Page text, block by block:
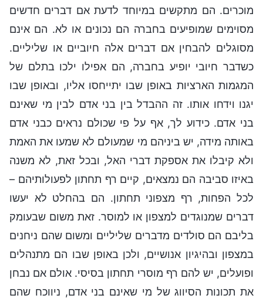
מוכרים. הם מתקשים במיוחד לדעת אם דברים חדשים
מסוימים שמופיעים בחברה הם נכונים או לא. הם אינם
מסוגלים להבחין אם דברים אלה חיוביים או שליליים.
כשדבר חיובי יופיע בחברה, הם אפילו ילכו בתלם של
המגמות הארציות באופן שבו יתייחסו אליו, ובאופן שבו
יגנו וידחו אותו. זה ההבדל בין בני אדם לבין מי שאינם
בני אדם. כידוע לך, אף על פי שכולם נראים כבני אדם
באותה מידה, יש ביניהם מי שמעולם לא שמעו את האמת
ולא קיבלו את אספקת דברי האל, ובכל זאת, לא משנה
באיזו סביבה הם נמצאים, קיים רף תחתון לפעולותיהם –
לכל הפחות, רף מצפוני תחתון. הם בהחלט לא יעשו
דברים שמנוגדים למצפון או למוסר. זאת משום שבעומק
בליבם הם סולדים מדברים שליליים ומשום שהם ניחנים
במצפון ובהיגיון אנושיים, ולכן באופן שבו הם מתנהלים
ופועלים, יש להם רף מוסרי תחתון בסיסי. אולם אם נבחן
את תכונות הסיווג של מי שאינם בני אדם, ניווכח שהם